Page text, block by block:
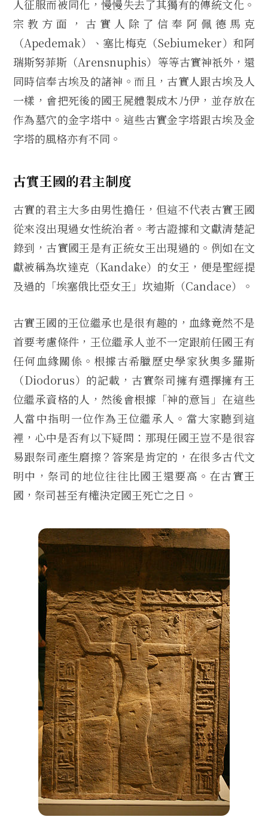
人征服而被同化，慢慢失去了其獨有的傳統文化。
宗教方面，古實人除了信奉阿佩德馬克
（Apedemak）、塞比梅克（Sebiumeker）和阿
瑞斯努菲斯（Arensnuphis）等等古實神祇外，還
同時信奉古埃及的諸神。而且，古實人跟古埃及人
一樣，會把死後的國王屍體製成木乃伊，並存放在
作為墓穴的金字塔中。這些古實金字塔跟古埃及金
字塔的風格亦有不同。
古實王國的君主制度
古實的君主大多由男性擔任，但這不代表古實王國
從來沒出現過女性統治者。考古證據和文獻清楚記
錄到，古實國王是有正統女王出現過的。例如在文
獻被稱為坎達克（Kandake）的女王，便是聖經提
及過的「埃塞俄比亞女王」坎迪斯（Candace）。
古實王國的王位繼承也是很有趣的，血緣竟然不是
首要考慮條件，王位繼承人並不一定跟前任國王有
任何血緣關係。根據古希臘歷史學家狄奧多羅斯
（Diodorus）的記載，古實祭司擁有選擇擁有王
位繼承資格的人，然後會根據「神的意旨」在這些
人當中指明一位作為王位繼承人。當大家聽到這
裡，心中是否有以下疑問：那現任國王豈不是很容
易跟祭司產生磨擦？答案是肯定的，在很多古代文
明中，祭司的地位往往比國王還要高。在古實王
國，祭司甚至有權決定國王死亡之日。